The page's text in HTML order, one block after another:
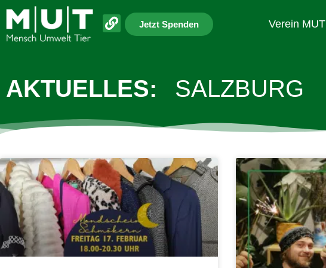
Jetzt Spenden Verein MUT
AKTUELLES: SALZBURG